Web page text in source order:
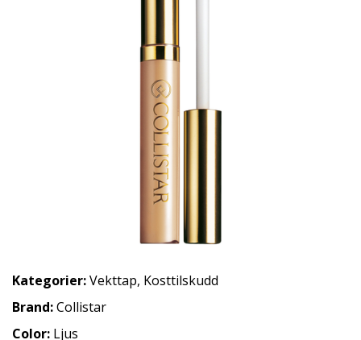
Kategorier:Vekttap, Kosttilskudd
Brand:Collistar
Color: Ljus